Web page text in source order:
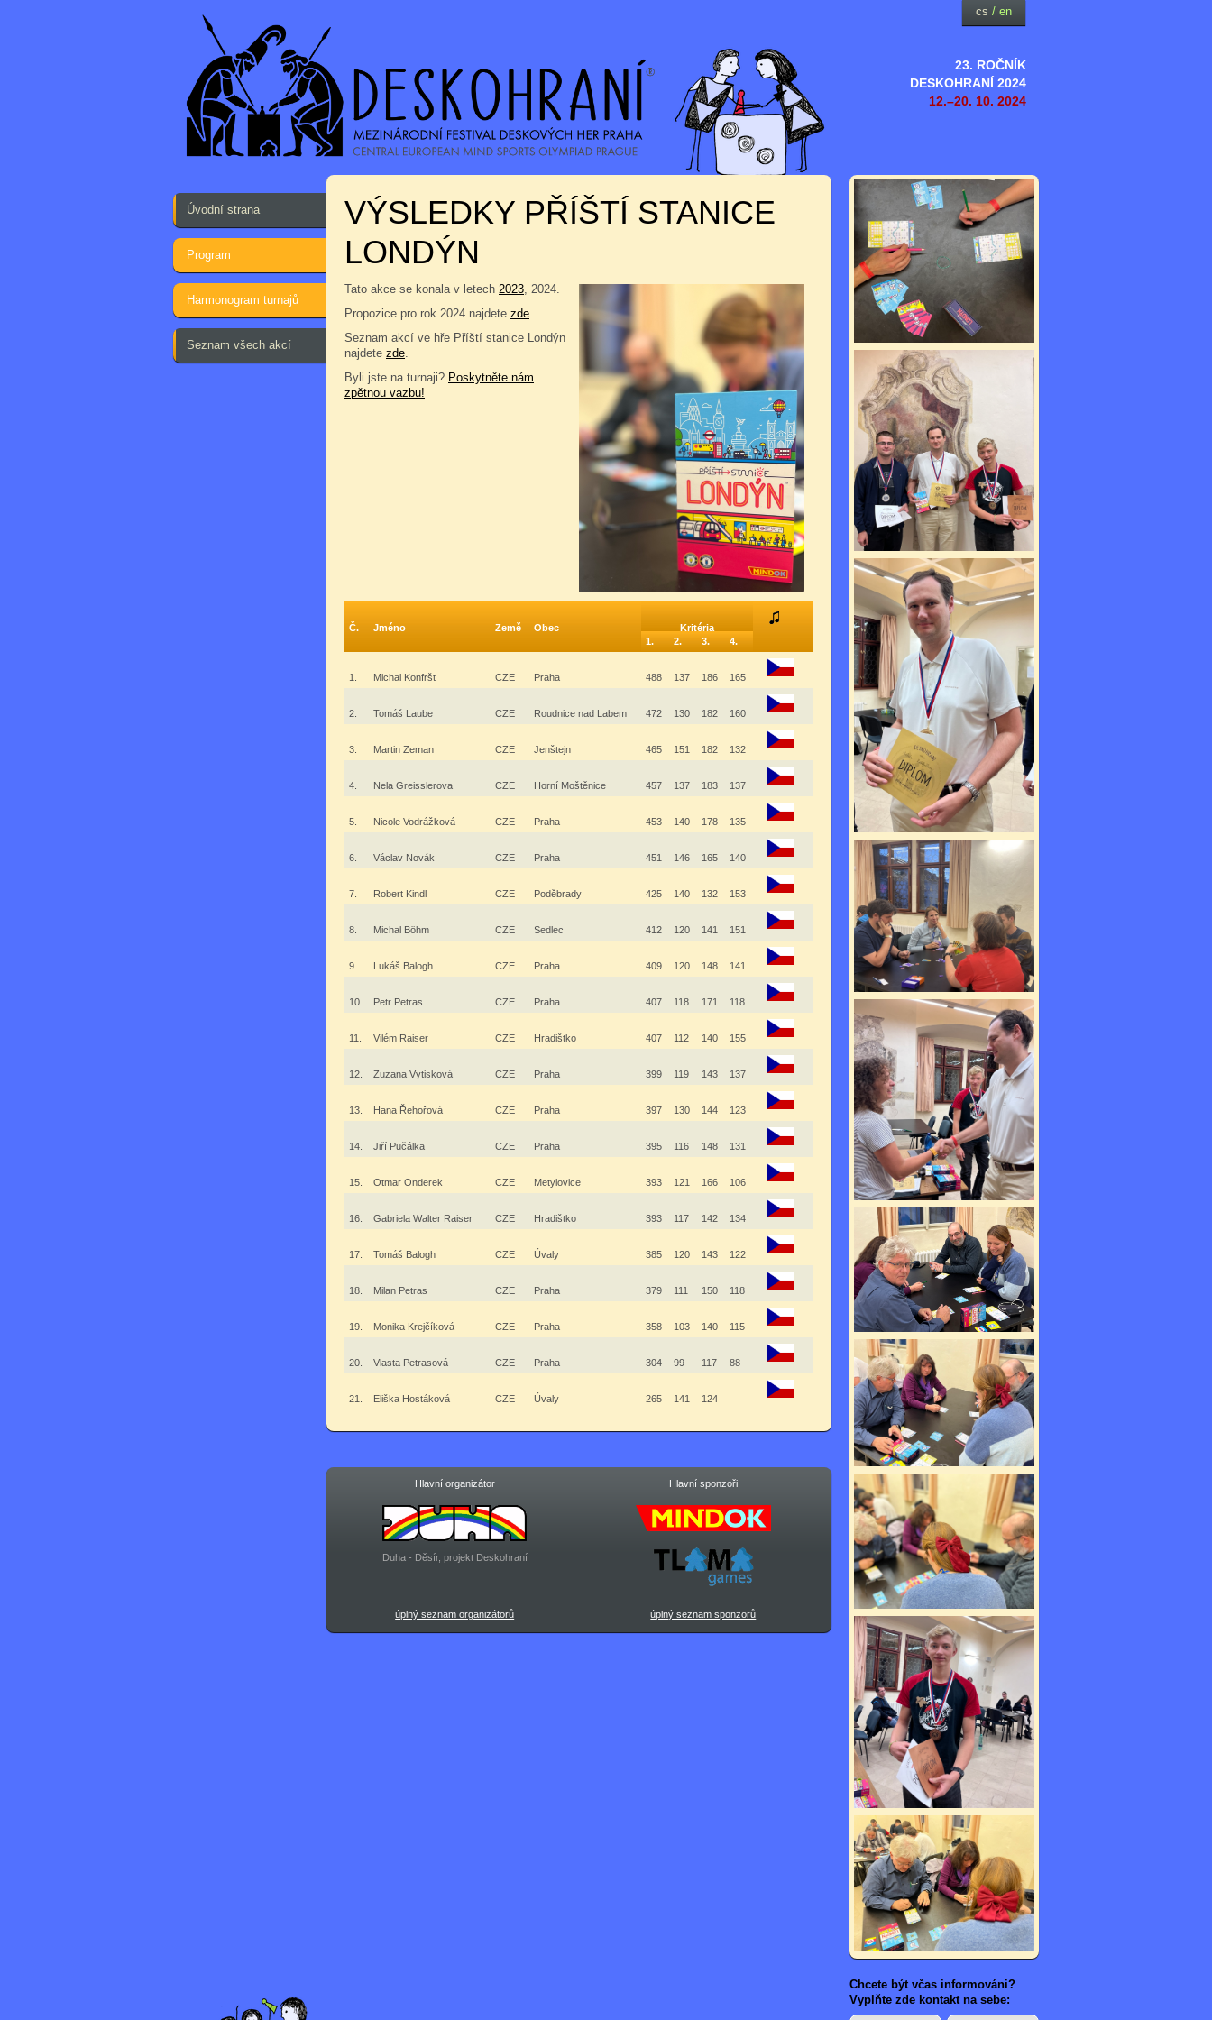
23. ROČNÍK
DESKOHRANÍ 2024
12.–20. 10. 2024
cs / en
Úvodní strana
Program
Harmonogram turnajů
Seznam všech akcí
VÝSLEDKY PŘÍŠTÍ STANICE
LONDÝN
Tato akce se konala v letech 2023, 2024.
Propozice pro rok 2024 najdete zde.
Seznam akcí ve hře Příští stanice Londýn
najdete zde.
Byli jste na turnaji? Poskytněte nám
zpětnou vazbu!
Č. Jméno Země Obec
Kritéria
1.
2. 3. 4.
1. Michal Konfršt CZE Praha 488 137 186 165
2. Tomáš Laube CZE Roudnice nad Labem 472 130 182 160
3. Martin Zeman CZE Jenštejn 465 151 182 132
4. Nela Greisslerova CZE Horní Moštěnice 457 137 183 137
5. Nicole Vodrážková CZE Praha 453 140 178 135
6. Václav Novák CZE Praha 451 146 165 140
7. Robert Kindl CZE Poděbrady 425 140 132 153
8. Michal Böhm CZE Sedlec 412 120 141 151
9. Lukáš Balogh CZE Praha 409 120 148 141
10. Petr Petras CZE Praha 407 118 171 118
11. Vilém Raiser CZE Hradištko 407 112 140 155
12. Zuzana Vytisková CZE Praha 399 119 143 137
13. Hana Řehořová CZE Praha 397 130 144 123
14. Jiří Pučálka CZE Praha 395 116 148 131
15. Otmar Onderek CZE Metylovice 393 121 166 106
16. Gabriela Walter Raiser CZE Hradištko 393 117 142 134
17. Tomáš Balogh CZE Úvaly 385 120 143 122
18. Milan Petras CZE Praha 379 111 150 118
19. Monika Krejčíková CZE Praha 358 103 140 115
20. Vlasta Petrasová CZE Praha 304 99 117 88
21. Eliška Hostáková CZE Úvaly 265 141 124
Hlavní organizátor Hlavní sponzoři
Duha - Děsír, projekt Deskohraní
úplný seznam organizátorů úplný seznam sponzorů
Chcete být včas informováni?
Vyplňte zde kontakt na sebe: